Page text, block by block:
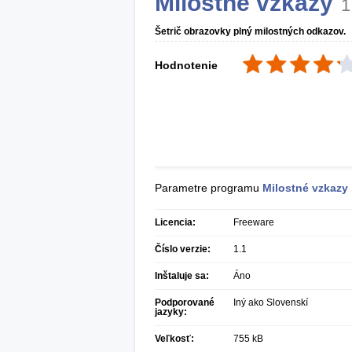
Šetrič obrazovky plný milostných odkazov.
Hodnotenie
Parametre programu Milostné vzkazy
Licencia: Freeware
Číslo verzie: 1.1
Inštaluje sa: Áno
Podporované
jazyky:
Iný ako Slovenskí
Veľkosť: 755 kB